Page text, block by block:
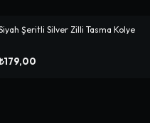
Şeritli Silver Zilli Tasma Kolye